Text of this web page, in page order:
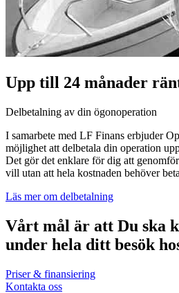
Upp till 24 månader
Delbetalning av din ögonoperation
I samarbete med LF Finans erbjuder
möjlighet att delbetala din operation
Det gör det enklare för dig att
vill utan att hela kostnaden behöver
Läs mer om delbetalning
Vårt mål är att Du ska
under hela ditt besök
Priser & finansiering
Kontakta oss